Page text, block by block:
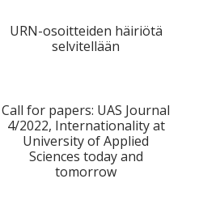
URN-osoitteiden häiriötä
selvitellään
Call for papers: UAS Journal
4/2022, Internationality at
University of Applied
Sciences today and
tomorrow